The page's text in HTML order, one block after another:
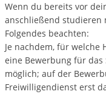
Wenn du bereits vor
anschließend studieren
Folgendes beachten:
Je nachdem, für welche
eine Bewerbung für
möglich; auf der
Freiwilligendienst erst